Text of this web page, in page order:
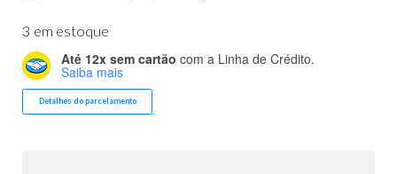
3 em estoque
Até 12x sem cartão com a Linha de Crédito.
Saiba mais
Detalhes do parcelamento